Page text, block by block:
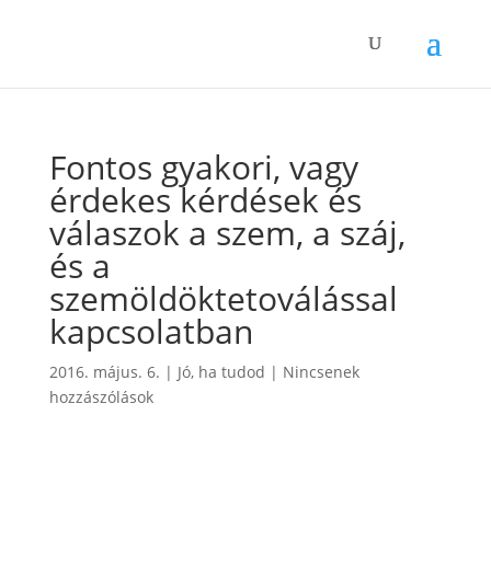
Fontos gyakori, vagy
érdekes kérdések és
válaszok a szem, a száj,
és a
szemöldöktetoválással
kapcsolatban
2016. május. 6. | Jó, ha tudod | Nincsenek
hozzászólások